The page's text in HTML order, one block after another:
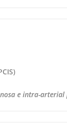
e intra-